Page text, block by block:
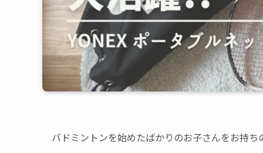
バドミントンを始めたばかりのお子さんをお持ち